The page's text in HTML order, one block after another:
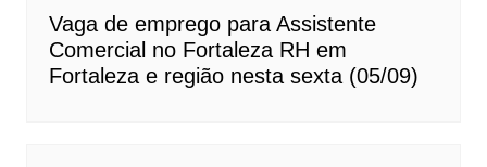
Vaga de emprego para Assistente
Comercial no Fortaleza RH em
Fortaleza e região nesta sexta (05/09)